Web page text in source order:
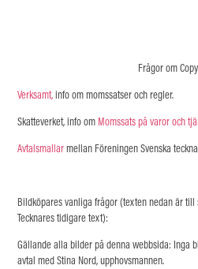
Frågor om
Verksamt,info om momssatser och regler.
Skatteverket,info om Momssats på varor och
Avtalsmallarmellan Föreningen Svenska
Bildköpares vanliga frågor(texten nedan är till
Tecknares tidigare text):
Gällande alla bilder på denna webbsida: Inga
avtal med Stina Nord, upphovsmannen.